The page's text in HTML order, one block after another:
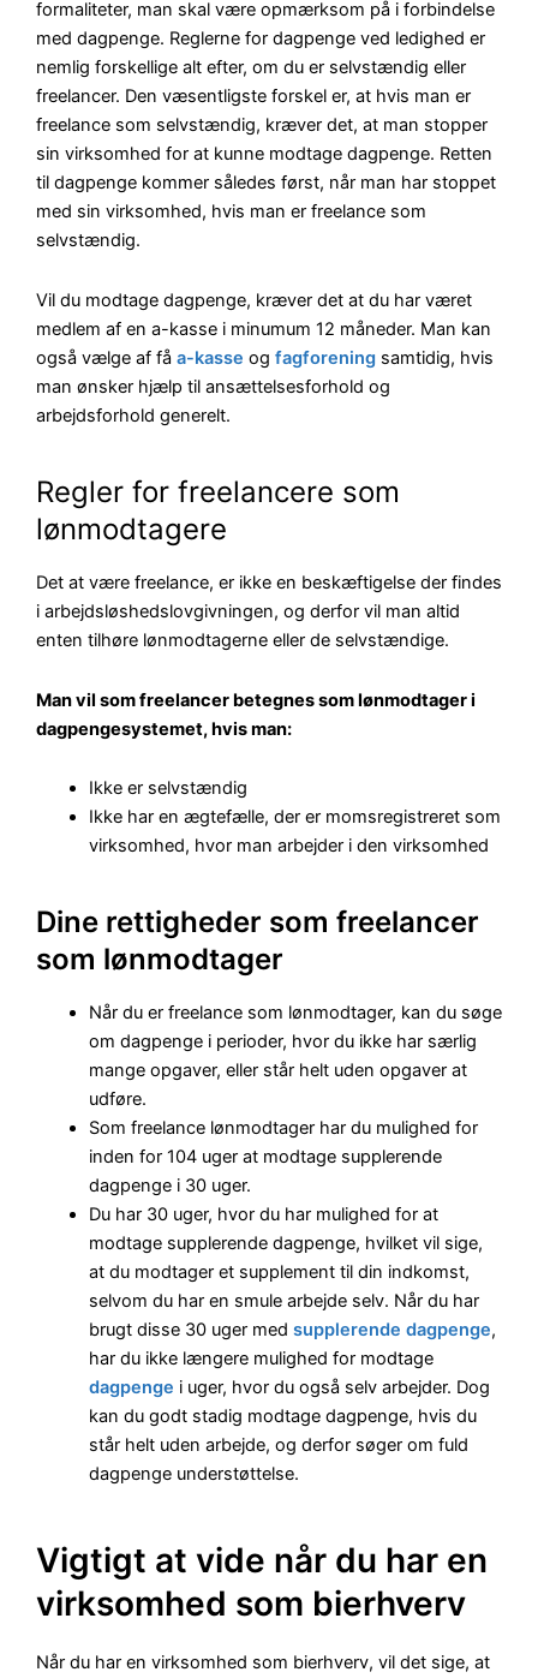
formaliteter, man skal være opmærksom på i forbindelse
med dagpenge. Reglerne for dagpenge ved ledighed er
nemlig forskellige alt efter, om du er selvstændig eller
freelancer. Den væsentligste forskel er, at hvis man er
freelance som selvstændig, kræver det, at man stopper
sin virksomhed for at kunne modtage dagpenge. Retten
til dagpenge kommer således først, når man har stoppet
med sin virksomhed, hvis man er freelance som
selvstændig.
Vil du modtage dagpenge, kræver det at du har været
medlem af en a-kasse i minumum 12 måneder. Man kan
også vælge af få a-kasse og fagforening samtidig, hvis
man ønsker hjælp til ansættelsesforhold og
arbejdsforhold generelt.
Regler for freelancere som
lønmodtagere
Det at være freelance, er ikke en beskæftigelse der findes
i arbejdsløshedslovgivningen, og derfor vil man altid
enten tilhøre lønmodtagerne eller de selvstændige.
Man vil som freelancer betegnes som lønmodtager i
dagpengesystemet, hvis man:
Ikke er selvstændig
Ikke har en ægtefælle, der er momsregistreret som
virksomhed, hvor man arbejder i den virksomhed
Dine rettigheder som freelancer
som lønmodtager
Når du er freelance som lønmodtager, kan du søge
om dagpenge i perioder, hvor du ikke har særlig
mange opgaver, eller står helt uden opgaver at
udføre.
Som freelance lønmodtager har du mulighed for
inden for 104 uger at modtage supplerende
dagpenge i 30 uger.
Du har 30 uger, hvor du har mulighed for at
modtage supplerende dagpenge, hvilket vil sige,
at du modtager et supplement til din indkomst,
selvom du har en smule arbejde selv. Når du har
brugt disse 30 uger med supplerende dagpenge,
har du ikke længere mulighed for modtage
dagpenge i uger, hvor du også selv arbejder. Dog
kan du godt stadig modtage dagpenge, hvis du
står helt uden arbejde, og derfor søger om fuld
dagpenge understøttelse.
Vigtigt at vide når du har en
virksomhed som bierhverv
Når du har en virksomhed som bierhverv, vil det sige, at